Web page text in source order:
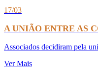
17/03
A UNIÃO ENTRE AS
Associados decidiram pela
Ver Mais